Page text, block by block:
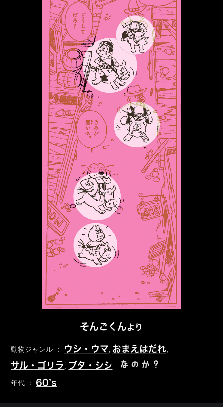
そんごくんより
動物ジャンル ： ウシ・ウマ おまえはだれ
サル・ゴリラ ブタ・シシ なのか？
年代 ： 60’s